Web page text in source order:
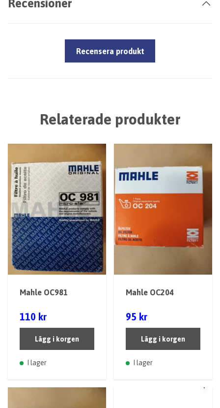
Recensioner
Recensera produkt
Relaterade produkter
Mahle OC981
110 kr
Lägg i korgen
I lager
Mahle OC204
95 kr
Lägg i korgen
I lager